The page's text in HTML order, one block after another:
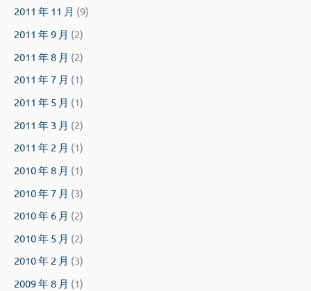
2011 年 11 月 (9)
2011 年 9 月 (2)
2011 年 8 月 (2)
2011 年 7 月 (1)
2011 年 5 月 (1)
2011 年 3 月 (2)
2011 年 2 月 (1)
2010 年 8 月 (1)
2010 年 7 月 (3)
2010 年 6 月 (2)
2010 年 5 月 (2)
2010 年 2 月 (3)
2009 年 8 月 (1)